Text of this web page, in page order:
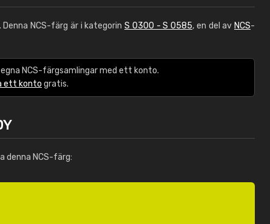
Denna NCS-färg är i kategorin S 0300 - S 0585, en del av NCS-
NCS-färgsamlingar med ett konto.
ett konto gratis.
denna NCS-färg: